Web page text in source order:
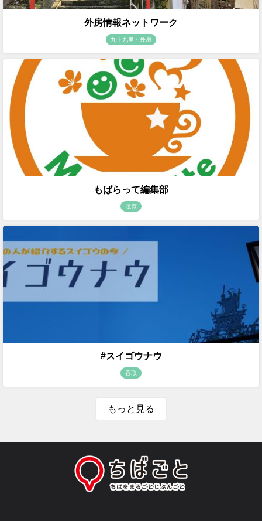
外房情報ネットワーク
九十九里・外房
もばらって編集部
茂原
#スイゴウナウ
香取
もっと見る